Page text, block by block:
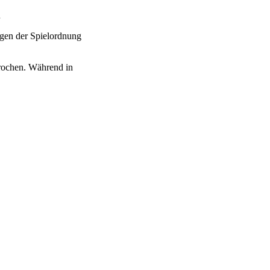
der Spielordnung
Während in